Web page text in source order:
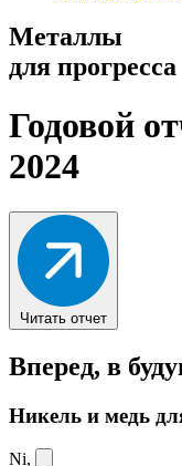
Металлы
для прогресса
Годовой
2024
Читать отчет
Вперед, в
Никель и медь
Ni,